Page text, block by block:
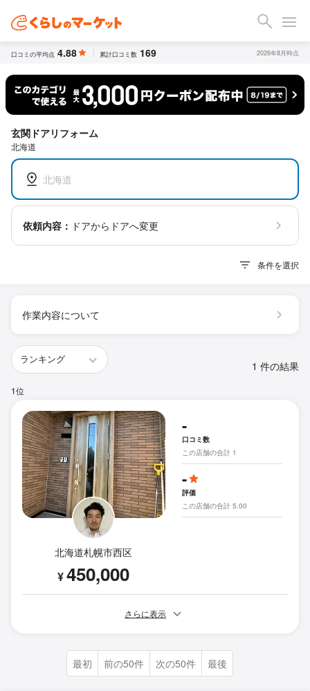
口コミの平均点 4.88 累計口コミ数 169 2026年8月時点
玄関ドアリフォーム
北海道
北海道
依頼内容： ドアからドアへ変更
条件を選択
作業内容について
1 件の結果
1位
北海道札幌市西区
¥450,000
-
口コミ数
この店舗の合計 1
-
評価
この店舗の合計 5.00
さらに表示
最初 前の50件 次の50件 最後